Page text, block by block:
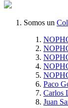
Somos un
Paco
Carlos
Juan